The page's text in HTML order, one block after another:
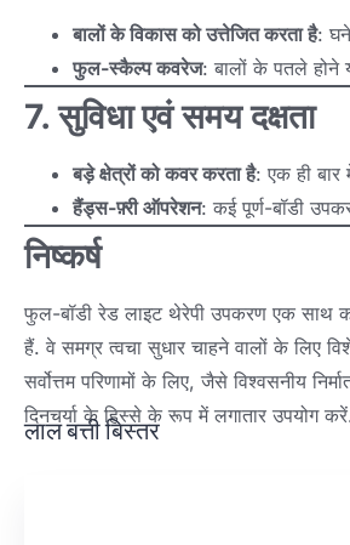
बालों के विकास को उत्तेजित करता है:
फुल-स्कैल्प कवरेज: बालों के पतले होने
7. सुविधा एवं समय दक्षता
बड़े क्षेत्रों को कवर करता है: एक ही
हैंड्स-फ़्री ऑपरेशन: कई पूर्ण-बॉडी
निष्कर्ष
फुल-बॉडी रेड लाइट थेरेपी उपकरण एक साथ
हैं. वे समग्र त्वचा सुधार चाहने वालों के लिए
सर्वोत्तम परिणामों के लिए, जैसे विश्वसनीय
दिनचर्या के हिस्से के रूप में लगातार उपयोग
लाल बत्ती बिस्तर